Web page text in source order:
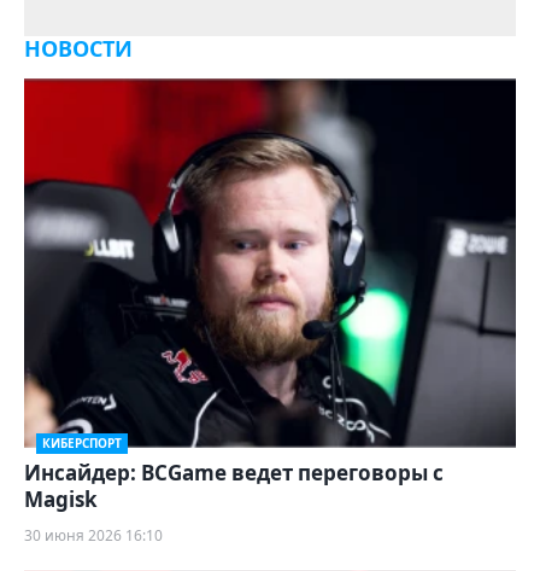
НОВОСТИ
КИБЕРСПОРТ
Инсайдер: BCGame ведет переговоры с
Magisk
30 июня 2026 16:10